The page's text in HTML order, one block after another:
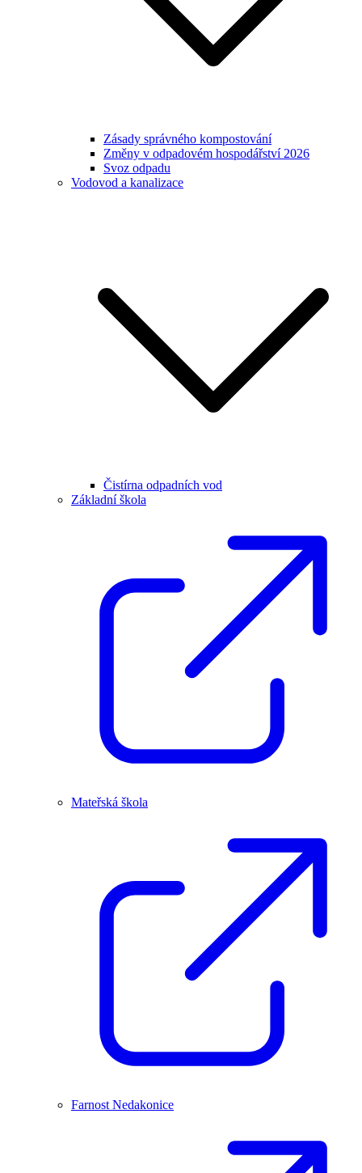
Zásady správného kompostování
Změny v odpadovém hospodářství 2026
Svoz odpadu
Vodovod a kanalizace
Čistírna odpadních vod
Základní škola
Mateřská škola
Farnost Nedakonice